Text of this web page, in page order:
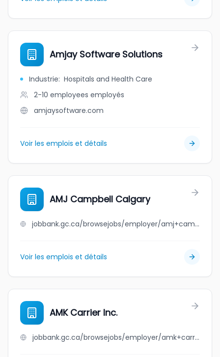
Amjay Software Solutions
Industrie: Hospitals and Health Care
2-10 employees employés
amjaysoftware.com
Voir les emplois et détails
AMJ Campbell Calgary
jobbank.gc.ca/browsejobs/employer/amj+campbell+calgary/ca
Voir les emplois et détails
AMK Carrier Inc.
jobbank.gc.ca/browsejobs/employer/amk+carrier+inc./ca